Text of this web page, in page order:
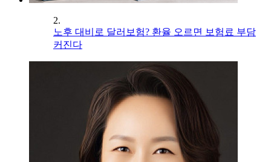
2.
노후 대비로 달러보험? 환율 오르면 보험료 부담
커진다